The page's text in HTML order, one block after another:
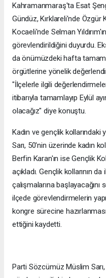
Kahramanmaraş'ta Esat
Gündüz, Kırklareli'nde
Kocaeli'nde Selman
görevlendirildiğini duyurdu.
da önümüzdeki hafta
örgütlerine yönelik
"İlçelerle ilgili
itibarıyla tamamlayıp Eylül
olacağız" diye konuştu.
Kadın ve gençlik
Sarı, 50'nin üzerinde kadın
Berfin Karan'ın ise Gençlik
açıkladı. Gençlik kollarının
çalışmalarına başlayacağını
ilçede görevlendirmelerin
kongre sürecine
ettiğini kaydetti.
Parti Sözcümüz Müslim